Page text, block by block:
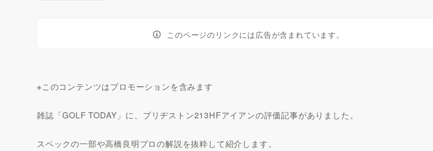
このページのリンクには広告が含まれています。
※このコンテンツはプロモーションを含みます
雑誌「GOLF TODAY」に、ブリヂストン213HFアイアンの評価記事がありました。
スペックの一部や高橋良明プロの解説を抜粋して紹介します。